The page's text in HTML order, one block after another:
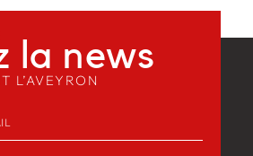
la news​
L’AVEYRON